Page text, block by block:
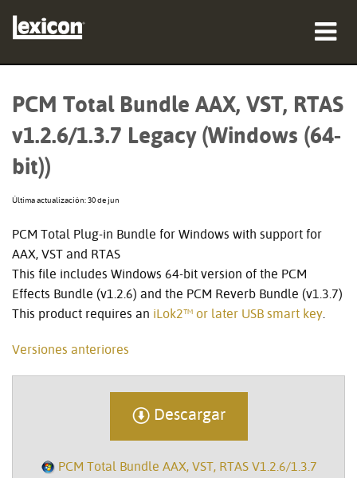
profesionales
capacitación
Idioma/Región
PCM Total Bundle AAX, VST, RTAS
v1.2.6/1.3.7 Legacy (Windows (64-
bit))
Última actualización: 30 de jun
PCM Total Plug-in Bundle for Windows with support for
AAX, VST and RTAS
This file includes Windows 64-bit version of the PCM
Effects Bundle (v1.2.6) and the PCM Reverb Bundle (v1.3.7)
This product requires an iLok2™ or later USB smart key.
Versiones anteriores
Descargar
PCM Total Bundle AAX, VST, RTAS V1.2.6/1.3.7